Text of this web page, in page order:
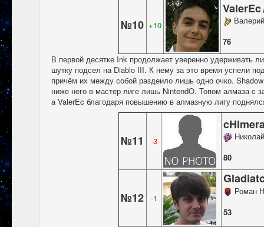
№10 +10
ValerEc
76
В первой десятке Ink продолжает уверенно удерживать
шутку подсел на Diablo III. К нему за это время успели
причём их между собой раздеило лишь одно очко.
ниже него в мастер лиге лишь NintendO. Топом алмаза c
а ValerEc благодаря повышению в алмазную лигу
№11 -3
80
№12 -1
Роман
53